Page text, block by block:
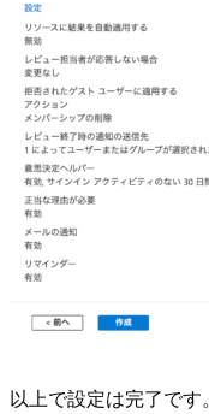
以上で設定は完了です。